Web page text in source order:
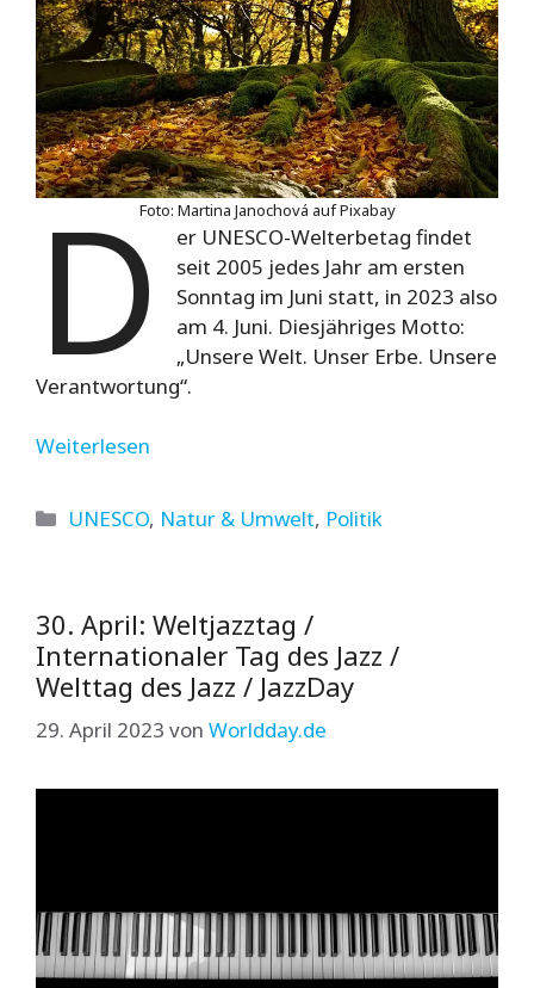
Foto: Martina Janochová auf Pixabay
D
er UNESCO-Welterbetag findet
seit 2005 jedes Jahr am ersten
Sonntag im Juni statt, in 2023 also
am 4. Juni. Diesjähriges Motto:
„Unsere Welt. Unser Erbe. Unsere
Verantwortung“.
Weiterlesen
Kategorien
UNESCO, Natur & Umwelt, Politik
30. April: Weltjazztag /
Internationaler Tag des Jazz /
Welttag des Jazz / JazzDay
29. April 2023 von Worldday.de